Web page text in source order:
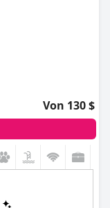
Von 130 $